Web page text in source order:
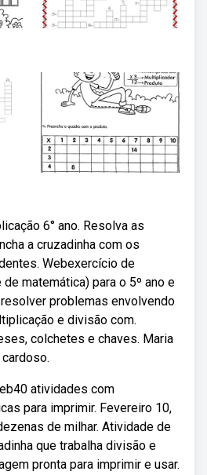
6° ano. Resolva as
a cruzadinha com os
Webexercício de
matemática) para o 5º ano e
problemas envolvendo
e divisão com.
colchetes e chaves. Maria
atividades com
para imprimir. Fevereiro 10,
de milhar. Atividade de
que trabalha divisão e
pronta para imprimir e usar.